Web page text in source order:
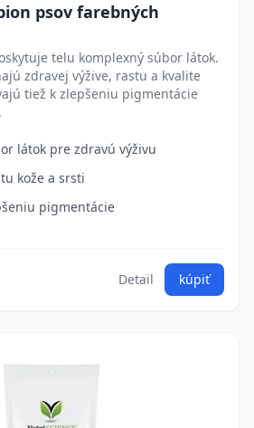
psov farebných
telu komplexný súbor látok.
zdravej výžive, rastu a kvalite
tiež k zlepšeniu pigmentácie
látok pre zdravú výživu
kože a srsti
pigmentácie
Detail kúpiť